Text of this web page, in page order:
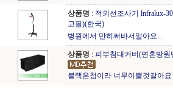
상품명 : 적외선조사기 lnfralux-
고필)(한국)
병원에서 만히써바서알아요...
상품명 : 피부침대커버(면혼방
블랙은첨이라 너무이쁠것같아요